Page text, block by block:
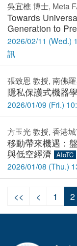
吳宜樵 博士, Meta
Towards
Generation to
2026/02/11 (Wed.)
訊
張致恩 教授, 南佛
隱私保護式機器
2026/01/09 (Fri.)
方玉光 教授, 香港
移動帶來機遇：
與低空經濟 AIoTC
2026/01/08 (Thu.)
<< < 1 2